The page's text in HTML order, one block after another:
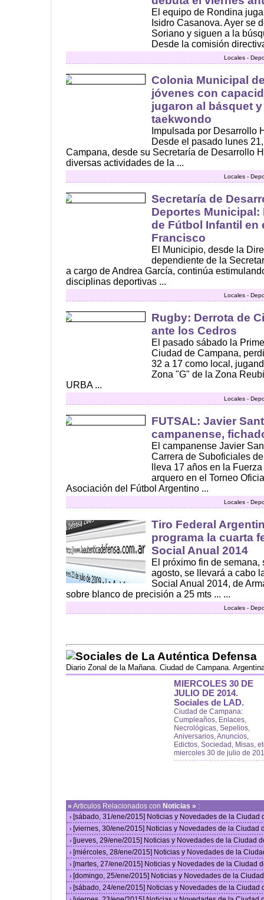
El equipo de Rondina
Isidro Casanova. Ayer se
Soriano y siguen a la
Desde la comisión
Locales -
Colonia Municipal
jóvenes con
jugaron al básquet
taekwondo
Impulsada por Desarrollo
Desde el pasado lunes
Campana, desde su Secretaría de Desarrollo
diversas actividades de la ...
Locales -
Secretaría de
Deportes
de Fútbol Infantil en
Francisco
El Municipio, desde la
dependiente de la
a cargo de Andrea García, continúa
disciplinas deportivas ...
Locales -
Rugby: Derrota de
ante los Cedros
El pasado sábado la
Ciudad de Campana,
32 a 17 como local,
Zona "G" de la Zona
URBA ...
Locales -
FUTSAL: Javier
campanense,
El campanense Javier
Carrera de Suboficiales
lleva 17 años en la
arquero en el Torneo
Asociación del Fútbol Argentino ...
Locales -
Tiro Federal
programa la cuarta
Social Anual 2014
El próximo fin de
agosto, se llevará a cabo
Social Anual 2014, de
sobre blanco de precisión a 25 mts ... ...
Locales -
Sociales de La Auténtica Defensa
Diario Zonal de la Mañana. Ciudad de Campana.
MIERCOLES 30 DE
JULIO DE 2014.
Sociales de LAD.
Ciudad de Campana:
Cumpleaños, Enlaces,
Necrológicas, Sepelios,
Aniversarios, Anuncios,
Edictos, Sociedad, Misas,
miercoles 30 de julio de
» Articulos Relacionados con Noticias » :
› [sábado, 31/ene/2015] Noticias y Novedades de la Ciudad
› [viernes, 30/ene/2015] Noticias y Novedades de la Ciudad
› [jueves, 29/ene/2015] Noticias y Novedades de la Ciudad
› [miércoles, 28/ene/2015] Noticias y Novedades de la
› [martes, 27/ene/2015] Noticias y Novedades de la Ciudad
› [domingo, 25/ene/2015] Noticias y Novedades de la
› [sábado, 24/ene/2015] Noticias y Novedades de la Ciudad